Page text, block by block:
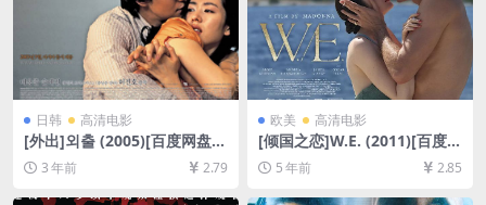
日韩 高清电影
[外出]외출 (2005)[百度网盘
+迅雷云盘资源1080P超清未
删减][MP4/6.6GB][韩语中字]
3 年前 2.79
欧美 高清电影
[倾国之恋]W.E. (2011)[百度网
盘+迅雷云盘资源1080P超清
未删减][MP4/7.6GB][中英字
幕]
5 年前 2.85